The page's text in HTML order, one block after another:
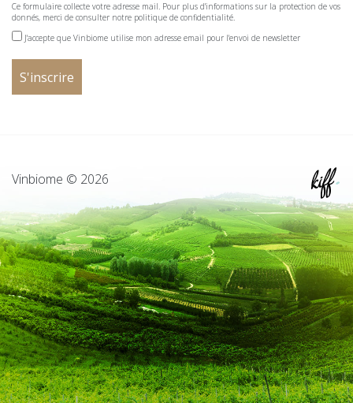
Ce formulaire collecte votre adresse mail. Pour plus d'informations sur la protection de vos
donnés, merci de consulter notre politique de confidentialité.
J'accepte que Vinbiome utilise mon adresse email pour l'envoi de newsletter
Vinbiome © 2026